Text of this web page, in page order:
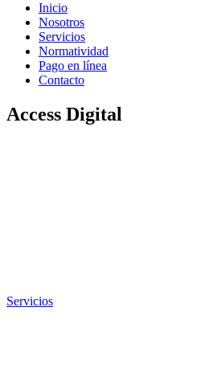
Inicio
Nosotros
Servicios
Normatividad
Pago en línea
Contacto
Access Digital
Servicios